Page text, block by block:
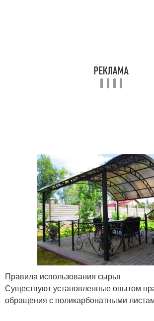
Правила использования сырья
Существуют установленные опытом
обращения с поликарбонатными